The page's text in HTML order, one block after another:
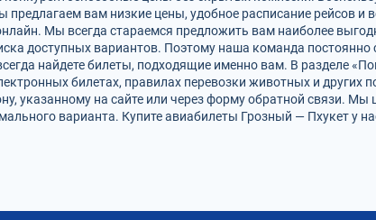
вам низкие цены, удобное расписание рейсов и
Мы всегда стараемся предложить вам наиболее
доступных вариантов. Поэтому наша команда постоянно
найдете билеты, подходящие именно вам. В разделе
билетах, правилах перевозки животных и других
указанному на сайте или через форму обратной связи. Мы
варианта. Купите авиабилеты Грозный — Пхукет у